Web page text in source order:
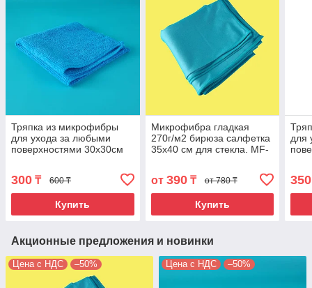
Тряпка из микрофибры
для ухода за любыми
поверхностями 30х30см
300 ₸ 600 ₸
Купить
Микрофибра гладкая
270г/м2 бирюза салфетка
35х40 см для стекла. MF-
от 390₸ от 780 ₸
Купить
для
350
Акционные предложения и новинки
Цена с НДС –50% Цена с НДС –50%